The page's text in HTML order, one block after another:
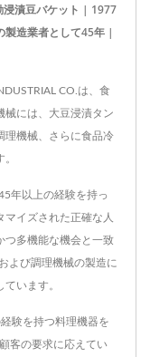
浸漬豆バケット | 1977
製造業者として45年 |
CO.は、食
械には、大豆浸漬タン
理機械、さらに食品冷
年以上の経験を持っ
イズされた正確な人
つ多機能な機会と一致
よび調理機械の製造に
います。
験を持つ料理機器を
客の要求に応えてい